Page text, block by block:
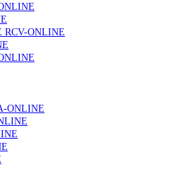
pública ou privada para garantir
a utentes que recusem vaga em
de maracujá-roxo no controlo da
“Da urgência ao tribunal, cada gesto
RCV-ONLINE
ONLINE